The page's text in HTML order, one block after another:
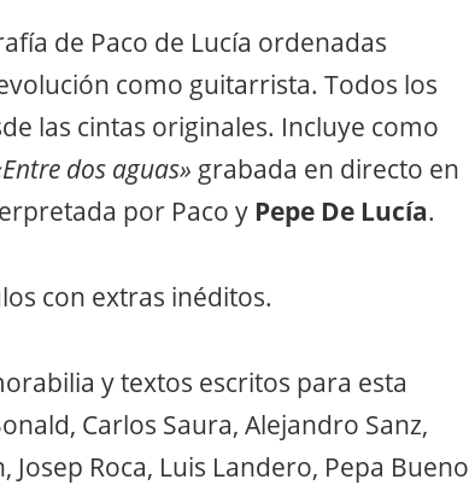
de Paco de Lucía ordenadas
como guitarrista. Todos los
las cintas originales. Incluye como
dos aguas» grabada en directo en
por Paco y Pepe De Lucía.
con extras inéditos.
y textos escritos para esta
Carlos Saura, Alejandro Sanz,
Josep Roca, Luis Landero, Pepa Bueno